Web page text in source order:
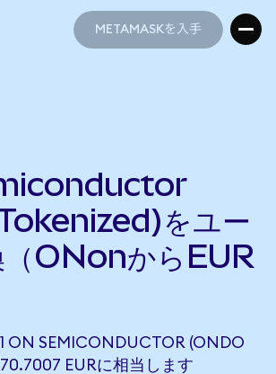
METAMASKを入手
をユー
（ONonからEUR
ON SEMICONDUCTOR (ONDO
EURに相当します